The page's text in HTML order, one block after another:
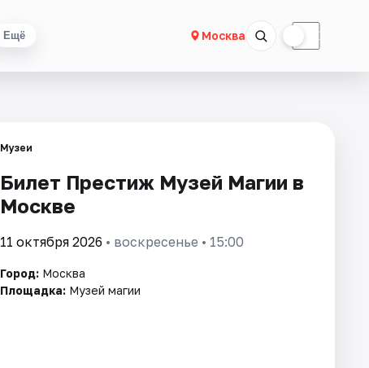
Ещё Москва ☾
Музеи
Билет Престиж Музей Магии в
Москве
11 октября 2026 • воскресенье • 15:00
Город: Москва
Площадка: Музей магии